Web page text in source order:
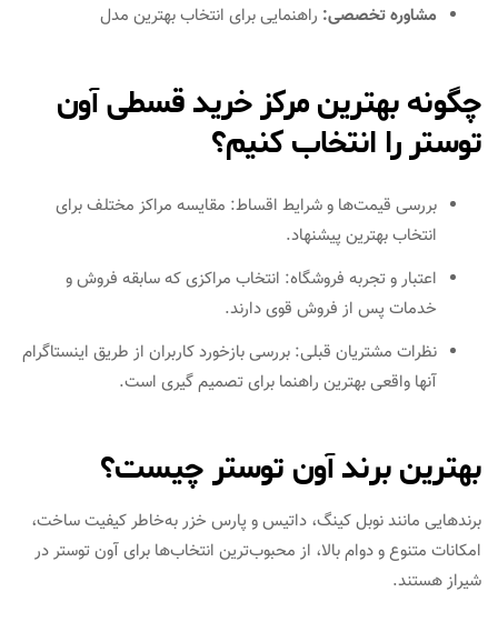
مشاوره تخصصی: راهنمایی برای انتخاب بهترین مدل
چگونه بهترین مرکز خرید قسطی آون
توستر را انتخاب کنیم؟
بررسی قیمت‌ها و شرایط اقساط: مقایسه مراکز مختلف برای
انتخاب بهترین پیشنهاد.
اعتبار و تجربه فروشگاه: انتخاب مراکزی که سابقه فروش و
خدمات پس از فروش قوی دارند.
نظرات مشتریان قبلی: بررسی بازخورد کاربران از طریق اینستاگرام
آنها واقعی بهترین راهنما برای تصمیم‌ گیری است.
بهترین برند آون توستر چیست؟
برندهایی مانند نوبل کینگ، داتیس و پارس خزر به‌خاطر کیفیت ساخت،
امکانات متنوع و دوام بالا، از محبوب‌ترین انتخاب‌ها برای آون توستر در
شیراز هستند.